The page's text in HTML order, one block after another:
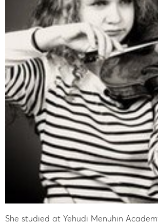
She studied at Yehudi Menuhin